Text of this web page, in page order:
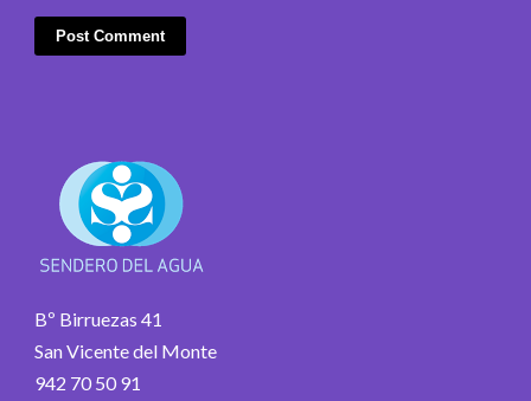
Bº Birruezas 41
San Vicente del Monte
942 70 50 91